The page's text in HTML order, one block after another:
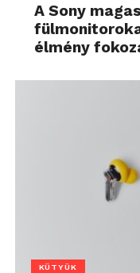
A Sony
élmény
KÜTYÜK